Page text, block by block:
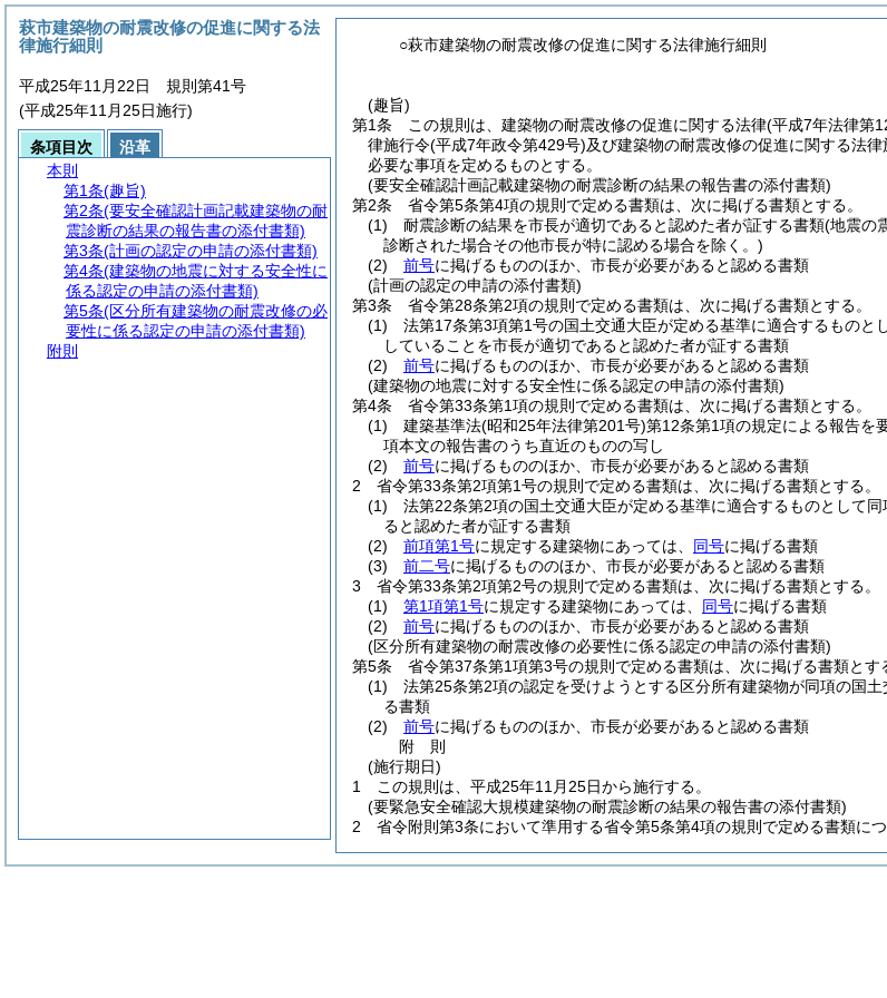
○萩市建築物の耐震改修の促進に関する法律施行細則
(趣旨)
第1条
この規則は、建築物の耐震改修の促進に関する法律(平成7年法律第
律施行令(平成7年政令第429号)及び建築物の耐震改修の促進に関する法律
必要な事項を定めるものとする。
(要安全確認計画記載建築物の耐震診断の結果の報告書の添付書類)
第2条
省令第5条第4項の規則で定める書類は、次に掲げる書類とする。
(1)
耐震診断の結果を市長が適切であると認めた者が証する書類(地震の
診断された場合その他市長が特に認める場合を除く。)
(2)
前号に掲げるもののほか、市長が必要があると認める書類
(計画の認定の申請の添付書類)
第3条
省令第28条第2項の規則で定める書類は、次に掲げる書類とする。
(1)
法第17条第3項第1号の国土交通大臣が定める基準に適合するもの
していることを市長が適切であると認めた者が証する書類
(2)
前号に掲げるもののほか、市長が必要があると認める書類
(建築物の地震に対する安全性に係る認定の申請の添付書類)
第4条
省令第33条第1項の規則で定める書類は、次に掲げる書類とする。
(1)
建築基準法(昭和25年法律第201号)第12条第1項の規定による報告を
項本文の報告書のうち直近のものの写し
(2)
前号に掲げるもののほか、市長が必要があると認める書類
2
省令第33条第2項第1号の規則で定める書類は、次に掲げる書類とする。
(1)
法第22条第2項の国土交通大臣が定める基準に適合するものとして
ると認めた者が証する書類
(2)
前項第1号に規定する建築物にあっては、 同号に掲げる書類
(3)
前二号に掲げるもののほか、市長が必要があると認める書類
3
省令第33条第2項第2号の規則で定める書類は、次に掲げる書類とする。
(1)
第1項第1号に規定する建築物にあっては、 同号に掲げる書類
(2)
前号に掲げるもののほか、市長が必要があると認める書類
(区分所有建築物の耐震改修の必要性に係る認定の申請の添付書類)
第5条
省令第37条第1項第3号の規則で定める書類は、次に掲げる書類とす
(1)
法第25条第2項の認定を受けようとする区分所有建築物が同項の国
る書類
(2)
前号に掲げるもののほか、市長が必要があると認める書類
附 則
(施行期日)
1
この規則は、平成25年11月25日から施行する。
(要緊急安全確認大規模建築物の耐震診断の結果の報告書の添付書類)
2
省令附則第3条において準用する省令第5条第4項の規則で定める書類につ
萩市建築物の耐震改修の促進に関する法
律施行細則
平成25年11月22日 規則第41号
(平成25年11月25日施行)
条項目次
沿革
本則
第1条(趣旨)
第2条(要安全確認計画記載建築物の耐
震診断の結果の報告書の添付書類)
第3条(計画の認定の申請の添付書類)
第4条(建築物の地震に対する安全性に
係る認定の申請の添付書類)
第5条(区分所有建築物の耐震改修の必
要性に係る認定の申請の添付書類)
附則